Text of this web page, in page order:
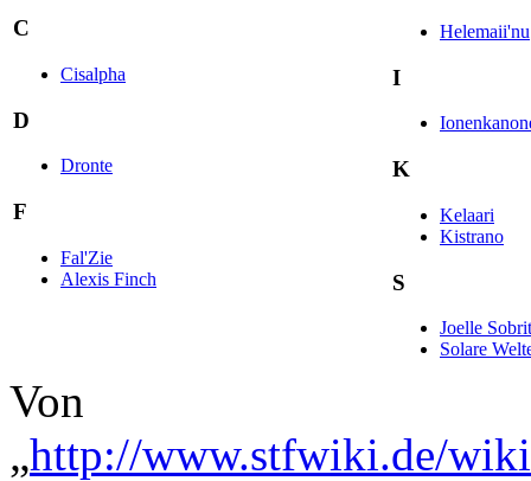
C
Cisalpha
D
Dronte
F
Fal'Zie
Alexis Finch
Helemaii'nu
I
K
Kelaari
Kistrano
S
Joelle
Solare
Von
„http://www.stfwiki.de/